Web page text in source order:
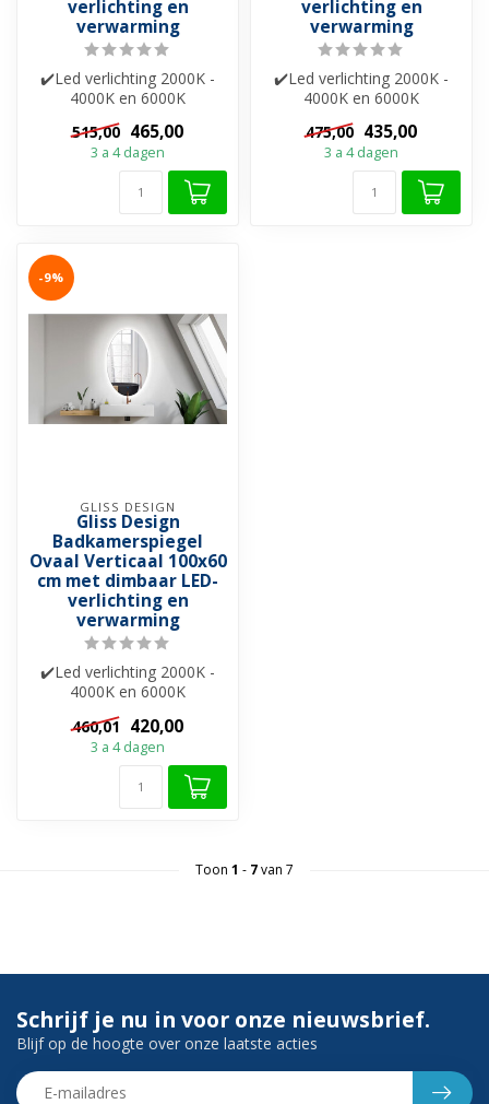
verlichting en
verwarming
✔️Led verlichting 2000K -
4000K en 6000K
✔️Touch bediening ✔...
515,00 465,00
3 a 4 dagen
verlichting en
verwarming
✔️Led verlichting 2000K -
4000K en 6000K
✔️Touch bediening ✔...
475,00 435,00
3 a 4 dagen
-9%
GLISS DESIGN
Gliss Design
Badkamerspiegel
Ovaal Verticaal 100x60
cm met dimbaar LED-
verlichting en
verwarming
✔️Led verlichting 2000K -
4000K en 6000K
✔️Spiegelverwarming
✔️Touch bediening ✔...
460,01 420,00
3 a 4 dagen
Toon 1 - 7van 7
Schrijf je nu in voor onze nieuwsbrief.
Blijf op de hoogte over onze laatste acties